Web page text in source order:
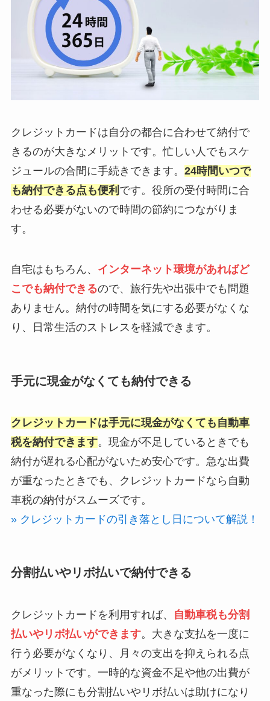
クレジットカードは自分の都合に合わせて納付で
きるのが大きなメリットです。忙しい人でもスケ
ジュールの合間に手続きできます。 24時間いつで
も納付できる点も便利 です。役所の受付時間に合
わせる必要がないので時間の節約につながりま
す。
自宅はもちろん、 インターネット環境があればど
こでも納付できるので、旅行先や出張中でも問題
ありません。納付の時間を気にする必要がなくな
り、日常生活のストレスを軽減できます。
手元に現金がなくても納付できる
クレジットカードは手元に現金がなくても自動車
税を納付できます。現金が不足しているときでも
納付が遅れる心配がないため安心です。急な出費
が重なったときでも、クレジットカードなら自動
車税の納付がスムーズです。
» クレジットカードの引き落とし日について解説！
分割払いやリボ払いで納付できる
クレジットカードを利用すれば、
自動車税も分割
払いやリボ払いができます。大きな支払を一度に
行う必要がなくなり、月々の支出を抑えられる点
がメリットです。一時的な資金不足や他の出費が
重なった際にも分割払いやリボ払いは助けになり